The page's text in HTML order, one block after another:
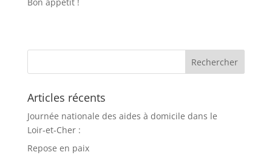
Articles récents
Journée nationale des aides à domicile dans le
Loir‑et‑Cher :
Repose en paix